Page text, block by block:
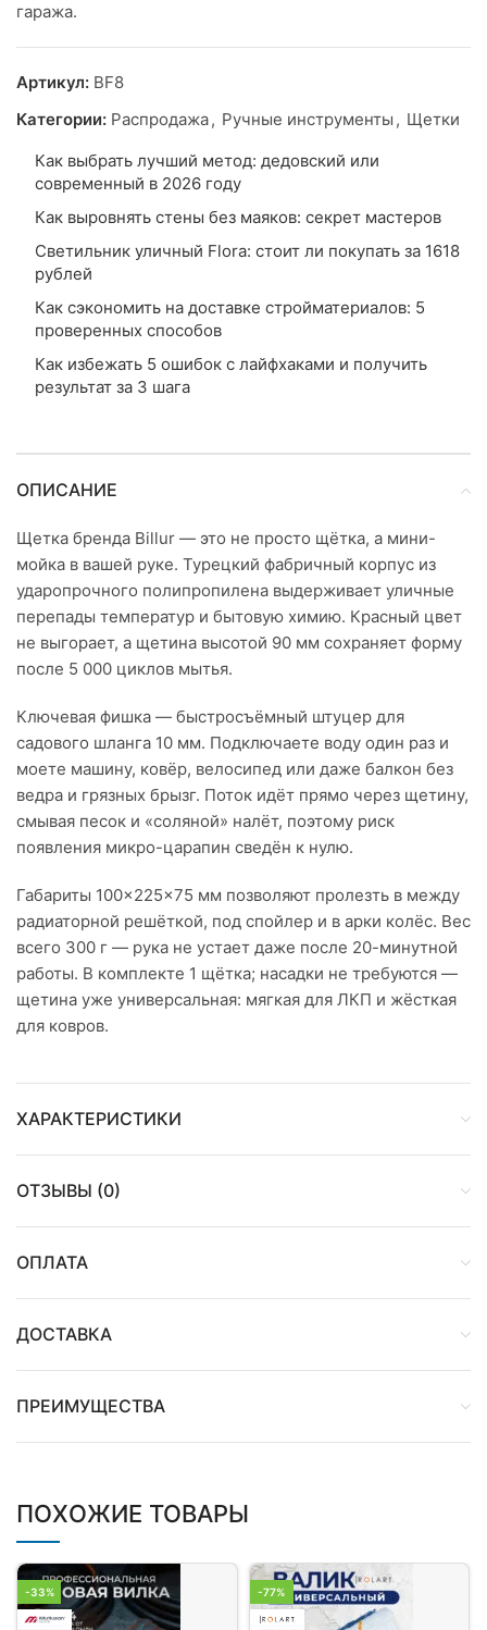
гаража.
Артикул: BF8
Категории: Распродажа, Ручные инструменты , Щетки
Как выбрать лучший метод: дедовский или
современный в 2026 году
Как выровнять стены без маяков: секрет мастеров
Светильник уличный Flora: стоит ли покупать за 1618
рублей
Как сэкономить на доставке стройматериалов: 5
проверенных способов
Как избежать 5 ошибок с лайфхаками и получить
результат за 3 шага
ОПИСАНИЕ
Щетка бренда Billur — это не просто щётка, а мини-
мойка в вашей руке. Турецкий фабричный корпус из
ударопрочного полипропилена выдерживает уличные
перепады температур и бытовую химию. Красный цвет
не выгорает, а щетина высотой 90 мм сохраняет форму
после 5 000 циклов мытья.
Ключевая фишка — быстросъёмный штуцер для
садового шланга 10 мм. Подключаете воду один раз и
моете машину, ковёр, велосипед или даже балкон без
ведра и грязных брызг. Поток идёт прямо через щетину,
смывая песок и «соляной» налёт, поэтому риск
появления микро-царапин сведён к нулю.
Габариты 100×225×75 мм позволяют пролезть в между
радиаторной решёткой, под спойлер и в арки колёс. Вес
всего 300 г — рука не устает даже после 20-минутной
работы. В комплекте 1 щётка; насадки не требуются —
щетина уже универсальная: мягкая для ЛКП и жёсткая
для ковров.
ХАРАКТЕРИСТИКИ
ОТЗЫВЫ (0)
ОПЛАТА
ДОСТАВКА
ПРЕИМУЩЕСТВА
ПОХОЖИЕ ТОВАРЫ
-33% -77%